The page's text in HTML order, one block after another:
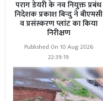
पराग डेयरी के नव नियुक्त प्रबंध
निदेशक प्रकाश बिन्दु ने बीएमसी
व प्रसंस्करण प्लांट का किया
निरीक्षण
Published On 10 Aug 2026
22:39:19